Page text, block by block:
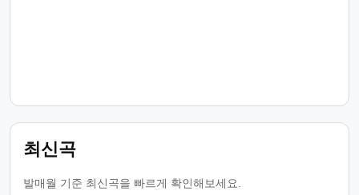
최신곡
발매월 기준 최신곡을 빠르게 확인해보세요.